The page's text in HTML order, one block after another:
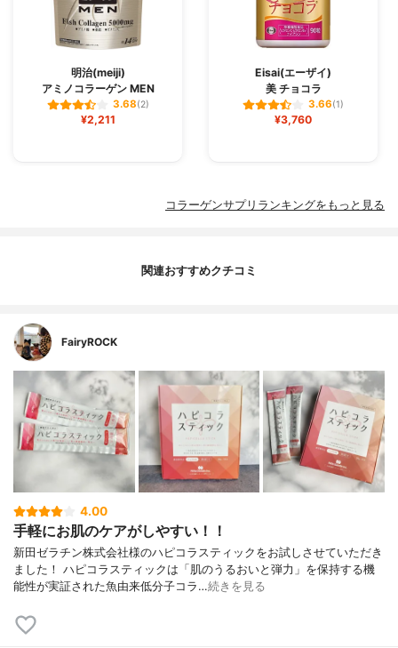
明治(meiji)
アミノコラーゲン MEN
3.68(2)
¥2,211
Eisai(エーザイ)
美 チョコラ
3.66(1)
¥3,760
コラーゲンサプリランキングをもっと見る
関連おすすめクチコミ
FairyROCK
4.00
手軽にお肌のケアがしやすい！！
新田ゼラチン株式会社様のハピコラスティックをお試しさせていただき
ました！ ハピコラスティックは「肌のうるおいと弾力」を保持する機
能性が実証された魚由来低分子コラ…続きを見る